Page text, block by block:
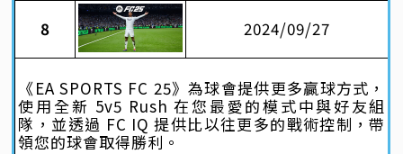
8
2024/09/27
《EA SPORTS FC 25》為球會提供更多贏球方式，
使用全新 5v5 Rush 在您最愛的模式中與好友組
隊，並透過 FC IQ 提供比以往更多的戰術控制，帶
領您的球會取得勝利。